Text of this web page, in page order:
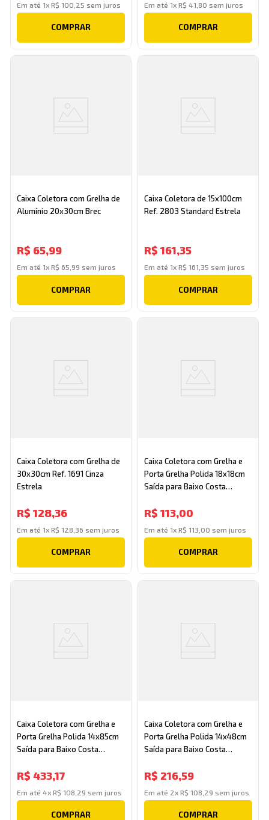
Em até 1xR$ 100 25 sem juros
COMPRAR
Em até 1x R$ 41 80 sem juros
COMPRAR
Caixa Coletora com Grelha de
Alumínio 20x30cm Brec
R$ 65,99
Em até 1xR$ 65 99 sem juros
COMPRAR
Caixa Coletora de 15x100cm
Ref. 2803 Standard Estrela
R$ 161,35
Em até 1x R$ 161 35 sem juros
COMPRAR
Caixa Coletora com Grelha de
30x30cm Ref. 1691 Cinza
Estrela
R$ 128,36
Em até 1xR$ 128 36 sem juros
COMPRAR
Caixa Coletora com Grelha e
Porta Grelha Polida 18x18cm
Saída para Baixo Costa
R$ 113,00
Em até 1x R$ 113 00 sem juros
COMPRAR
Caixa Coletora com Grelha e
Porta Grelha Polida 14x85cm
Saída para Baixo Costa
R$ 433,17
Em até4xR$ 108 29 sem juros
COMPRAR
Caixa Coletora com Grelha e
Porta Grelha Polida 14x48cm
Saída para Baixo Costa
R$ 216,59
Em até 2x R$ 108 29 sem juros
COMPRAR